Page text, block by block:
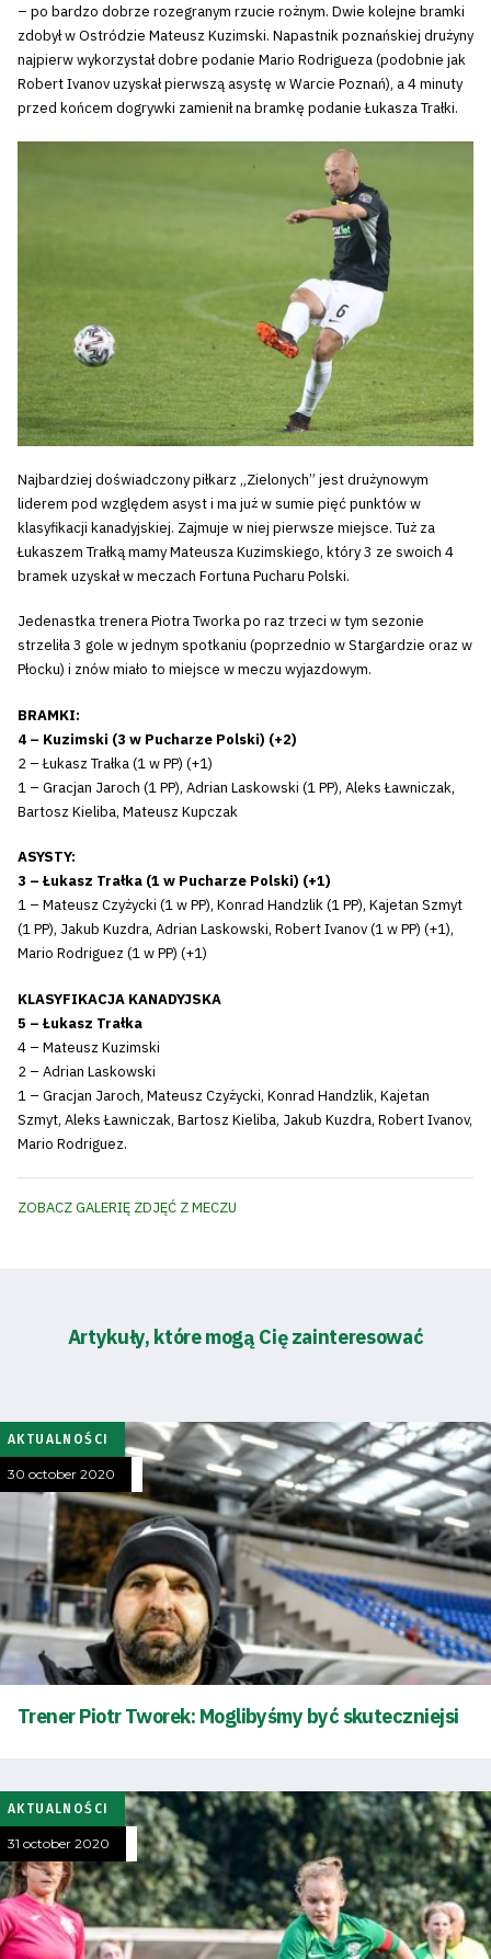
– po bardzo dobrze rozegranym rzucie rożnym. Dwie kolejne bramki
zdobył w Ostródzie Mateusz Kuzimski. Napastnik poznańskiej drużyny
najpierw wykorzystał dobre podanie Mario Rodrigueza (podobnie jak
Robert Ivanov uzyskał pierwszą asystę w Warcie Poznań), a 4 minuty
przed końcem dogrywki zamienił na bramkę podanie Łukasza Trałki.
Najbardziej doświadczony piłkarz „Zielonych” jest drużynowym
liderem pod względem asyst i ma już w sumie pięć punktów w
klasyfikacji kanadyjskiej. Zajmuje w niej pierwsze miejsce. Tuż za
Łukaszem Trałką mamy Mateusza Kuzimskiego, który 3 ze swoich 4
bramek uzyskał w meczach Fortuna Pucharu Polski.
Jedenastka trenera Piotra Tworka po raz trzeci w tym sezonie
strzeliła 3 gole w jednym spotkaniu (poprzednio w Stargardzie oraz w
Płocku) i znów miało to miejsce w meczu wyjazdowym.
BRAMKI:
4 – Kuzimski (3 w Pucharze Polski) (+2)
2 – Łukasz Trałka (1 w PP) (+1)
1 – Gracjan Jaroch (1 PP), Adrian Laskowski (1 PP), Aleks Ławniczak,
Bartosz Kieliba, Mateusz Kupczak
ASYSTY:
3 – Łukasz Trałka (1 w Pucharze Polski) (+1)
1 – Mateusz Czyżycki (1 w PP), Konrad Handzlik (1 PP), Kajetan Szmyt
(1 PP), Jakub Kuzdra, Adrian Laskowski, Robert Ivanov (1 w PP) (+1),
Mario Rodriguez (1 w PP) (+1)
KLASYFIKACJA KANADYJSKA
5 – Łukasz Trałka
4 – Mateusz Kuzimski
2 – Adrian Laskowski
1 – Gracjan Jaroch, Mateusz Czyżycki, Konrad Handzlik, Kajetan
Szmyt, Aleks Ławniczak, Bartosz Kieliba, Jakub Kuzdra, Robert Ivanov,
Mario Rodriguez.
ZOBACZ GALERIĘ ZDJĘĆ Z MECZU
Artykuły, które mogą Cię zainteresować
AKTUALNOŚCI
30 october 2020
Trener Piotr Tworek: Moglibyśmy być skuteczniejsi
AKTUALNOŚCI
31 october 2020